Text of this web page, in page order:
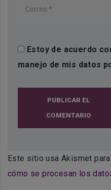
Estoy de acuerdo
manejo de mis datos
PUBLICAR EL
COMENTARIO
Este sitio usa Akismet
cómo se procesan los